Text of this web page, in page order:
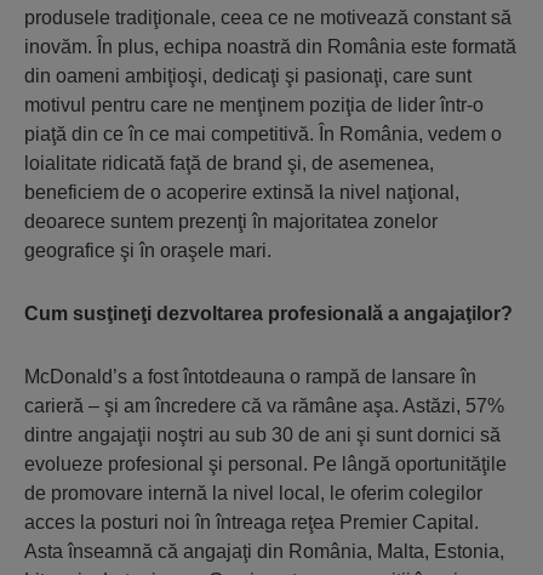
produsele tradiţionale, ceea ce ne motivează constant să
inovăm. În plus, echipa noastră din România este formată
din oameni ambiţioşi, dedicaţi şi pasionaţi, care sunt
motivul pentru care ne menţinem poziţia de lider într-o
piaţă din ce în ce mai competitivă. În România, vedem o
loialitate ridicată faţă de brand şi, de asemenea,
beneficiem de o acoperire extinsă la nivel naţional,
deoarece suntem prezenţi în majoritatea zonelor
geografice şi în oraşele mari.
Cum susţineţi dezvoltarea profesională a angajaţilor?
McDonald’s a fost întotdeauna o rampă de lansare în
carieră – şi am încredere că va rămâne aşa. Astăzi, 57%
dintre angajaţii noştri au sub 30 de ani şi sunt dornici să
evolueze profesional şi personal. Pe lângă oportunităţile
de promovare internă la nivel local, le oferim colegilor
acces la posturi noi în întreaga reţea Premier Capital.
Asta înseamnă că angajaţi din România, Malta, Estonia,